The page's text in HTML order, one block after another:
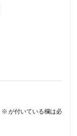
※ が付いている欄は必